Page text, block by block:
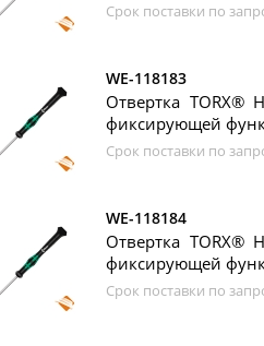
Срок поставки по
WE-118183
Отвертка
фиксирующей
Срок поставки по
WE-118184
Отвертка
фиксирующей
Срок поставки по